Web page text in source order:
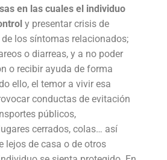
en las cuales el individuo
y presentar crisis de
los síntomas relacionados;
o diarreas, y a no poder
o recibir ayuda de forma
ello, el temor a vivir esa
conductas de evitación
públicos,
cerrados, colas… así
lejos de casa o de otros